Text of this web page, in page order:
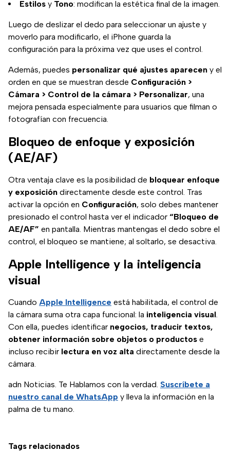
Estilos y Tono: modifican la estética final de la imagen.
Luego de deslizar el dedo para seleccionar un ajuste y
moverlo para modificarlo, el iPhone guarda la
configuración para la próxima vez que uses el control.
Además, puedes personalizar qué ajustes aparecen y el
orden en que se muestran desde Configuración >
Cámara > Control de la cámara > Personalizar, una
mejora pensada especialmente para usuarios que filman o
fotografían con frecuencia.
Bloqueo de enfoque y exposición
(AE/AF)
Otra ventaja clave es la posibilidad de bloquear enfoque
y exposición directamente desde este control. Tras
activar la opción en Configuración, solo debes mantener
presionado el control hasta ver el indicador “Bloqueo de
AE/AF” en pantalla. Mientras mantengas el dedo sobre el
control, el bloqueo se mantiene; al soltarlo, se desactiva.
Apple Intelligence y la inteligencia
visual
Cuando Apple Intelligence está habilitada, el control de
la cámara suma otra capa funcional: la inteligencia visual.
Con ella, puedes identificar negocios, traducir textos,
obtener información sobre objetos o productos e
incluso recibir lectura en voz alta directamente desde la
cámara.
adn Noticias. Te Hablamos con la verdad. Suscríbete a
nuestro canal de WhatsApp y lleva la información en la
palma de tu mano.
Tags relacionados